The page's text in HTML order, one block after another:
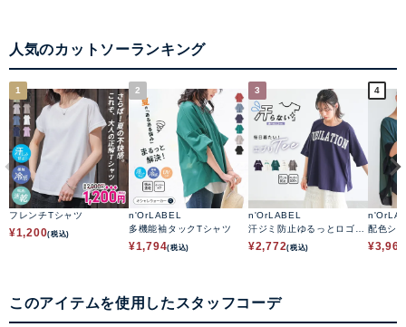
人気のカットソーランキング
1
フレンチTシャツ
¥1,200(税込)
2
n'OrLABEL
多機能袖タックTシャツ
¥1,794(税込)
3
n'OrLABEL
汗ジミ防止ゆるっとロゴT
シャツ
¥2,772(税込)
4
配色シ
ップス
¥3,960
このアイテムを使用したスタッフコーデ